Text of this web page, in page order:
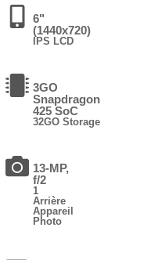
6"
(1440x720)
IPS LCD
3GO
Snapdragon
425 SoC
32GO Storage
13-MP,
f/2
1
Arrière
Appareil
Photo